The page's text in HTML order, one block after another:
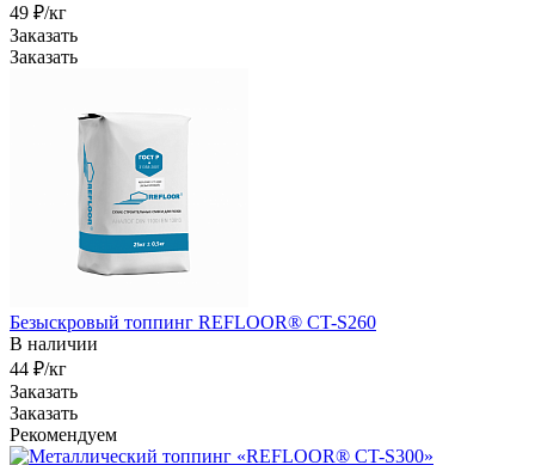
49 ₽/кг
Заказать
Заказать
Безыскровый топпинг REFLOOR® CT-S260
В наличии
44 ₽/кг
Заказать
Заказать
Рекомендуем